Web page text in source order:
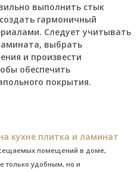
выполнить стык
гармоничный
Следует учитывать
выбрать
и произвести
обеспечить
покрытия.
кухне плитка и ламинат
помещений в доме,
только удобным, но и